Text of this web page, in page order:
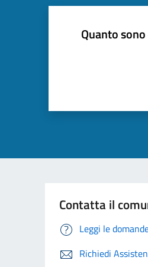
Quanto
Contatta il
Leggi le
Richiedi